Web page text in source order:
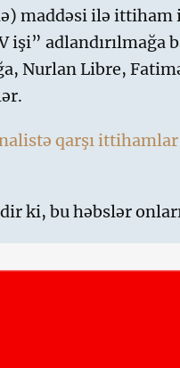
maddəsi ilə ittiham
adlandırılmağa
Nurlan Libre,
qarşı ittihamlar
ki, bu həbslər